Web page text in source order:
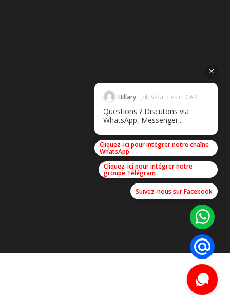
Hillary Job Vacancies in CAR
Questions ? Discutons via
WhatsApp, Messenger...
Cliquez-ici pour intégrer notre chaîne
WhatsApp.
Cliquez-ici pour intégrer notre
groupe Télégram
Suivez-nous sur Facebook